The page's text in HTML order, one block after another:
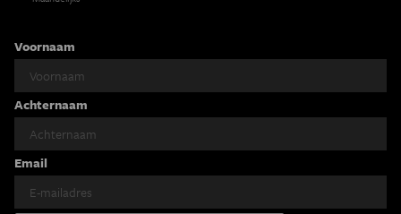
Voornaam
Achternaam
Email